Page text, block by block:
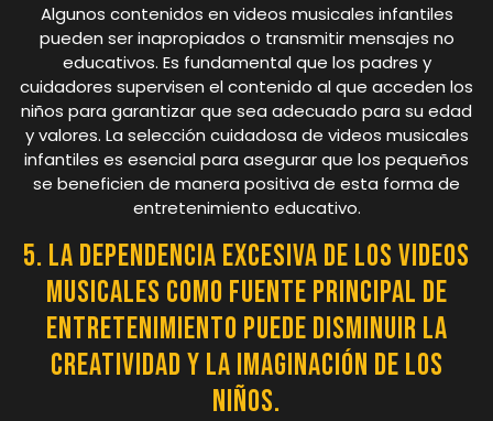
Algunos contenidos en videos musicales infantiles
pueden ser inapropiados o transmitir mensajes no
educativos. Es fundamental que los padres y
cuidadores supervisen el contenido al que acceden los
niños para garantizar que sea adecuado para su edad
y valores. La selección cuidadosa de videos musicales
infantiles es esencial para asegurar que los pequeños
se beneficien de manera positiva de esta forma de
entretenimiento educativo.
5. La dependencia excesiva de los videos
musicales como fuente principal de
entretenimiento puede disminuir la
creatividad y la imaginación de los
niños.